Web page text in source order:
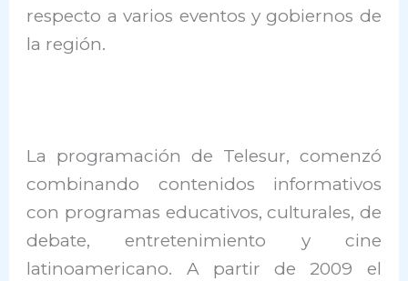
respecto a varios eventos y gobiernos de
la región.
La programación de Telesur, comenzó
combinando contenidos informativos
con programas educativos, culturales, de
debate, entretenimiento y cine
latinoamericano. A partir de 2009 el